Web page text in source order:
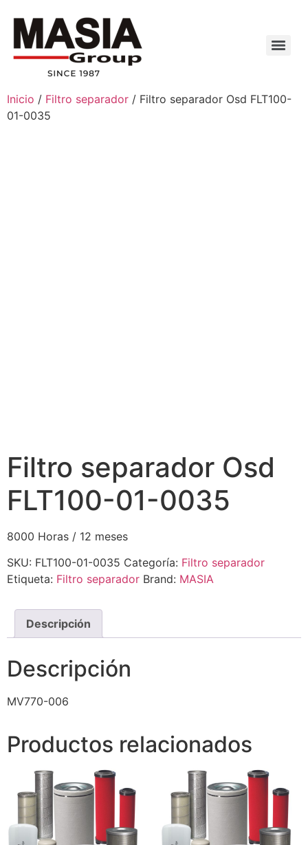
Inicio / Filtro separador / Filtro separador Osd FLT100-
01-0035
Filtro separador Osd
FLT100-01-0035
8000 Horas / 12 meses
SKU: FLT100-01-0035 Categoría: Filtro separador
Etiqueta: Filtro separador Brand: MASIA
Descripción
Descripción
MV770-006
Productos relacionados